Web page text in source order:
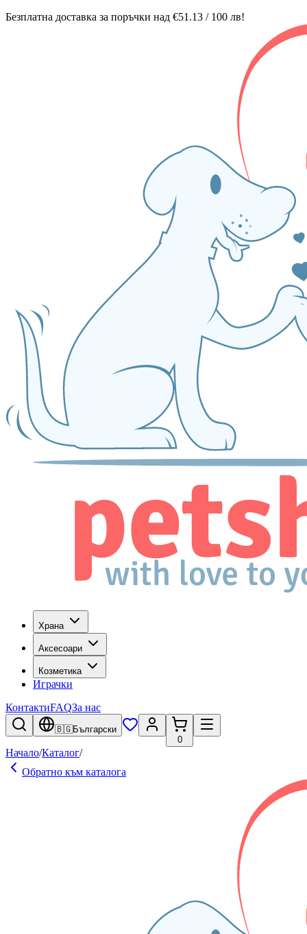
Безплатна доставка за поръчки над €51.13 / 100 лв!
Храна
Аксесоари
Козметика
Играчки
КонтактиFAQЗа нас
🇧🇬Български
0
Начало/Каталог/
Обратно към каталога